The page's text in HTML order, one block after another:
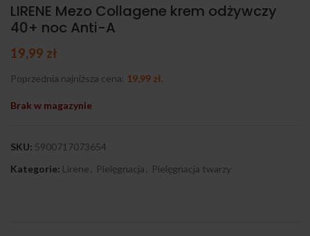
LIRENE Mezo Collagene krem odżywczy
40+ noc Anti-A
19,99 zł
Poprzednia najniższa cena: 19,99 zł.
Brak w magazynie
SKU: 5900717073654
Kategorie: Lirene Pielęgnacja Pielęgnacja twarzy